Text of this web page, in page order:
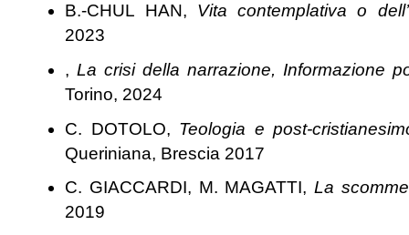
B.-CHUL HAN, Vita contemplativa o
2023
,La crisi della narrazione, Informazione
Torino, 2024
C. DOTOLO, Teologia e post-
Queriniana, Brescia 2017
C. GIACCARDI, M. MAGATTI, La
2019